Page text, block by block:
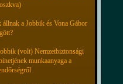
a Jobbik és Vona Gábor
(volt) Nemzetbiztonsági
munkaanyaga a